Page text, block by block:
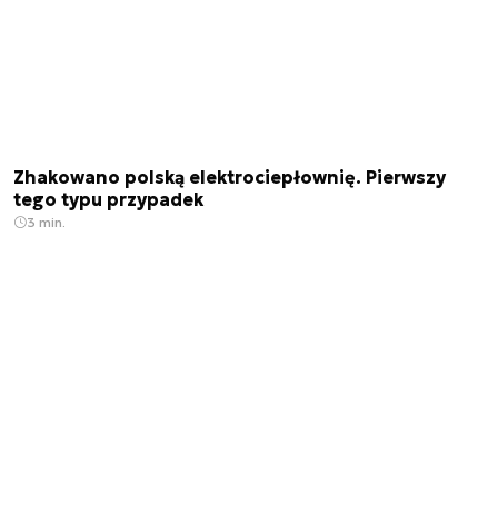
Zhakowano polską elektrociepłownię. Pierwszy
tego typu przypadek
3 min.